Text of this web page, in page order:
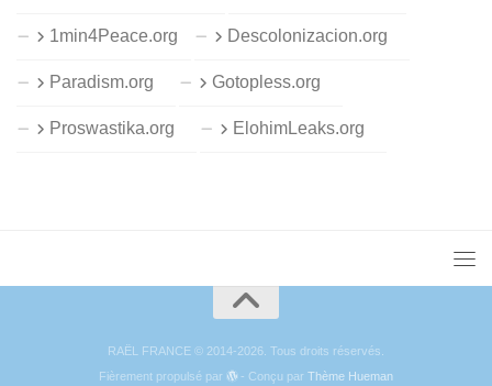
1min4Peace.org Descolonizacion.org
Paradism.org Gotopless.org
Proswastika.org ElohimLeaks.org
RAËL FRANCE © 2014-2026. Tous droits réservés.
Fièrement propulsé par
- Conçu parThème Hueman